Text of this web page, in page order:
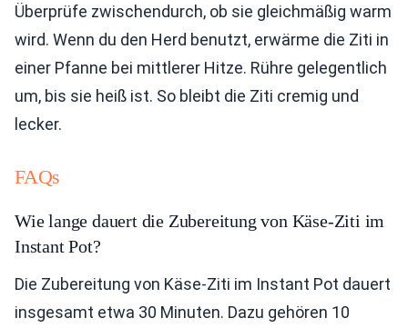
Überprüfe zwischendurch, ob sie gleichmäßig warm
wird. Wenn du den Herd benutzt, erwärme die Ziti in
einer Pfanne bei mittlerer Hitze. Rühre gelegentlich
um, bis sie heiß ist. So bleibt die Ziti cremig und
lecker.
FAQs
Wie lange dauert die Zubereitung von Käse-Ziti im
Instant Pot?
Die Zubereitung von Käse-Ziti im Instant Pot dauert
insgesamt etwa 30 Minuten. Dazu gehören 10